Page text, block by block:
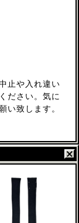
止や入れ違い
ださい。気に
い致します。